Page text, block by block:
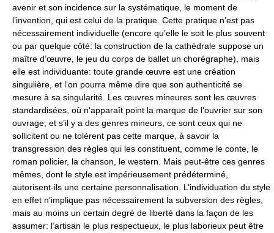
avenir et son incidence sur la systématique, le moment de
l’invention, qui est celui de la pratique. Cette pratique n’est pas
nécessairement individuelle (encore qu’elle le soit le plus souvent
ou par quelque côté: la construction de la cathédrale suppose un
maître d’œuvre, le jeu du corps de ballet un chorégraphe), mais
elle est individuante: toute grande œuvre est une création
singulière, et l’on pourra même dire que son authenticité se
mesure à sa singularité. Les œuvres mineures sont les œuvres
standardisées, où n’apparaît point la marque de l’ouvrier sur son
ouvrage; et s’il y a des genres mineurs, ce sont ceux qui ne
sollicitent ou ne tolèrent pas cette marque, à savoir la
transgression des règles qui les constituent, comme le conte, le
roman policier, la chanson, le western. Mais peut-être ces genres
mêmes, dont le style est impérieusement prédéterminé,
autorisent-ils une certaine personnalisation. L’individuation du style
en effet n’implique pas nécessairement la subversion des règles,
mais au moins un certain degré de liberté dans la façon de les
assumer: l’artisan le plus respectueux, le plus laborieux peut être